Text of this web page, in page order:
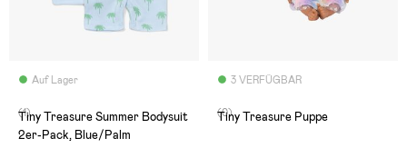
Auf Lager
(1)
Tiny Treasure Summer Bodysuit
2er-Pack, Blue/Palm
3 VERFÜGBAR
(0)
Tiny Treasure Puppe